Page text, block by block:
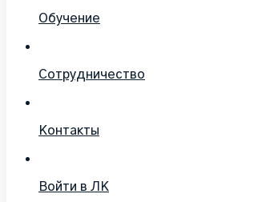
Обучение
Сотрудничество
Контакты
Войти в ЛК